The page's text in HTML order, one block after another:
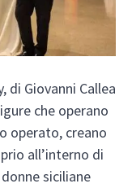
di Giovanni Callea
che operano
operato, creano
all’interno di
siciliane